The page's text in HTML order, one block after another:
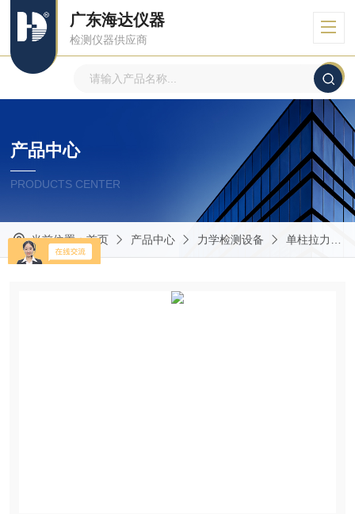
广东海达仪器
检测仪器供应商
产品中心
PRODUCTS CENTER
当前位置：首页 产品中心 力学检测设备 单柱拉力机.